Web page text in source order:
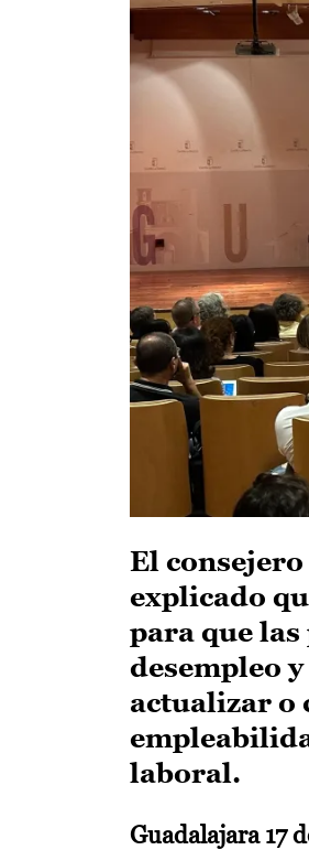
El
explicado
para que las
desempleo
actualizar o
laboral.
Guadalajara 17